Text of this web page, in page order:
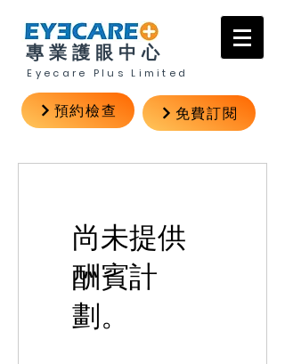
專業護眼中心
Eyecare Plus Limited
預約檢查 免費訂閱
尚未提供
酬賓計
劃。